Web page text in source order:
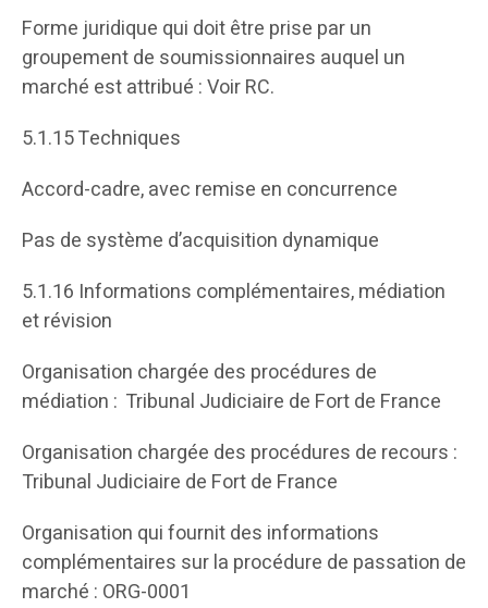
Forme juridique qui doit être prise par un
groupement de soumissionnaires auquel un
marché est attribué : Voir RC.
5.1.15 Techniques
Accord-cadre, avec remise en concurrence
Pas de système d’acquisition dynamique
5.1.16 Informations complémentaires, médiation
et révision
Organisation chargée des procédures de
médiation : Tribunal Judiciaire de Fort de France
Organisation chargée des procédures de recours :
Tribunal Judiciaire de Fort de France
Organisation qui fournit des informations
complémentaires sur la procédure de passation de
marché : ORG-0001